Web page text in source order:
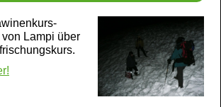
Lampi über